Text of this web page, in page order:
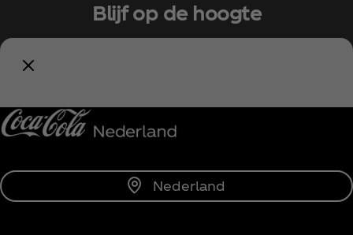
Blijf op de hoogte
Meld je nu aan voor exclusieve toegang!
Nederland